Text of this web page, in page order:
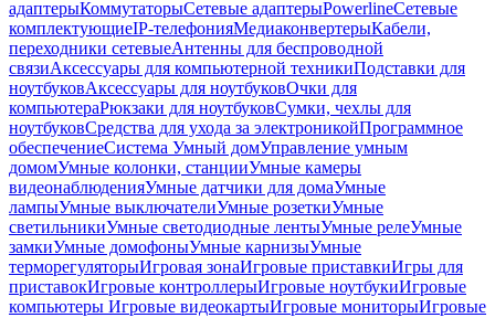
адаптерыКоммутаторыСетевые адаптерыPowerlineСетевые
комплектующиеIP-телефонияМедиаконвертерыКабели,
переходники сетевыеАнтенны для беспроводной
связиАксессуары для компьютерной техникиПодставки для
ноутбуковАксессуары для ноутбуковОчки для
компьютераРюкзаки для ноутбуковСумки, чехлы для
ноутбуковСредства для ухода за электроникойПрограммное
обеспечениеСистема Умный домУправление умным
домомУмные колонки, станцииУмные камеры
видеонаблюденияУмные датчики для домаУмные
лампыУмные выключателиУмные розеткиУмные
светильникиУмные светодиодные лентыУмные релеУмные
замкиУмные домофоныУмные карнизыУмные
терморегуляторыИгровая зонаИгровые приставкиИгры для
приставокИгровые контроллерыИгровые ноутбукиИгровые
компьютеры Игровые видеокартыИгровые мониторыИгровые